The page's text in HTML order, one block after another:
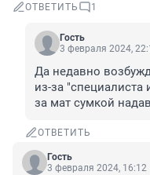
ОТВЕТИТЬ 1
Гость
3 февраля 2024,
Да недавно
из-за "специалиста
за мат сумкой
ОТВЕТИТЬ
Гость
3 февраля 2024, 16:12